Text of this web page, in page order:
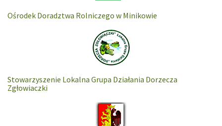
Ośrodek Doradztwa Rolniczego w Minikowie
Stowarzyszenie Lokalna Grupa Działania Dorzecza
Zgłowiaczki